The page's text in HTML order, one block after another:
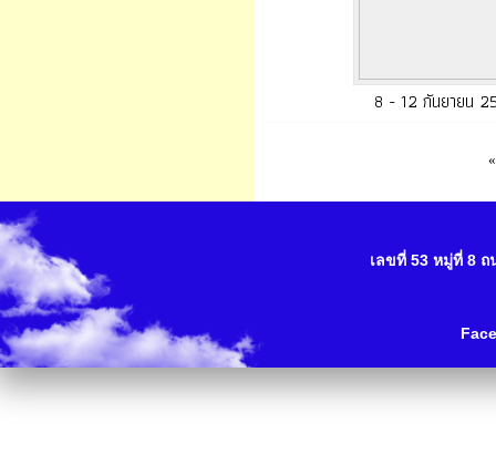
8 - 12 กันยายน
เลขที่ 53 หมู่ที่ 8 ถ